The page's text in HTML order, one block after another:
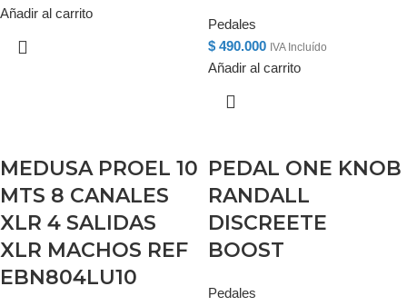
Añadir al carrito
Pedales
$ 490.000 IVA Incluído
Añadir al carrito
MEDUSA PROEL 10
MTS 8 CANALES
XLR 4 SALIDAS
XLR MACHOS REF
EBN804LU10
PEDAL ONE KNOB
RANDALL
DISCREETE
BOOST
Pedales